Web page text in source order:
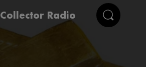
Collector Radio